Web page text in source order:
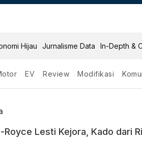
Hijau Jurnalisme Data In-Depth &
EV Review Modifikasi
Royce Lesti Kejora, Kado dari